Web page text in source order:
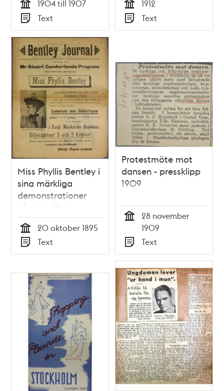
Tid
1904 till 1907
Typ
Text
Stadsfullmäktige
1912
Tid
1912
Typ
Text
Miss Phyllis Bentley i
sina märkliga
demonstrationer
öfver kraftens
fördelning och
tyngdpunktens
förskjutning -
programblad 1895
Tid
20 oktober 1895
Typ
Text
Protestmöte mot
dansen - pressklipp
1909
28 november
1909
Typ
Text